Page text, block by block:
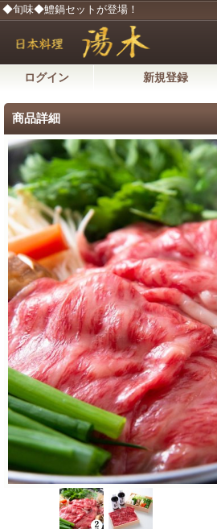
◆旬味◆鱧鍋セットが登場！
ログイン 新規登録
商品詳細